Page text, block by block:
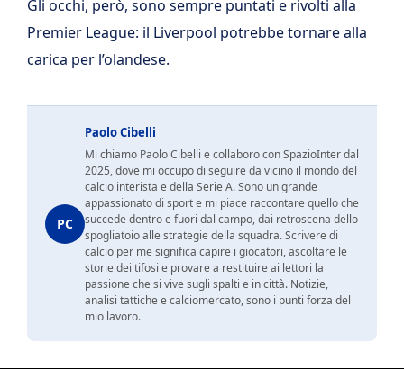
Gli occhi, però, sono sempre puntati e rivolti alla
Premier League: il Liverpool potrebbe tornare alla
carica per l’olandese.
PC
Paolo Cibelli
Mi chiamo Paolo Cibelli e collaboro con SpazioInter dal
2025, dove mi occupo di seguire da vicino il mondo del
calcio interista e della Serie A. Sono un grande
appassionato di sport e mi piace raccontare quello che
succede dentro e fuori dal campo, dai retroscena dello
spogliatoio alle strategie della squadra. Scrivere di
calcio per me significa capire i giocatori, ascoltare le
storie dei tifosi e provare a restituire ai lettori la
passione che si vive sugli spalti e in città. Notizie,
analisi tattiche e calciomercato, sono i punti forza del
mio lavoro.